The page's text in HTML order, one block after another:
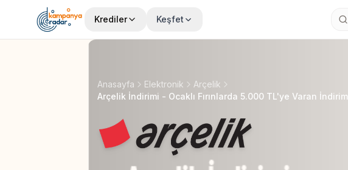
Krediler Keşfet
Anasayfa Elektronik
Arçelik
Arçelik İndirimi - Ocaklı Fırınlarda 5.000 TL'ye Varan İndirim